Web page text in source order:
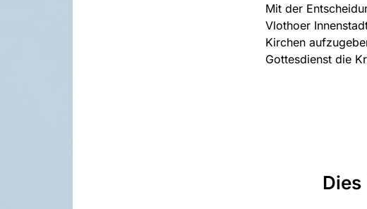
Mit der
Vlothoer
Kirchen
Gottesdienst die